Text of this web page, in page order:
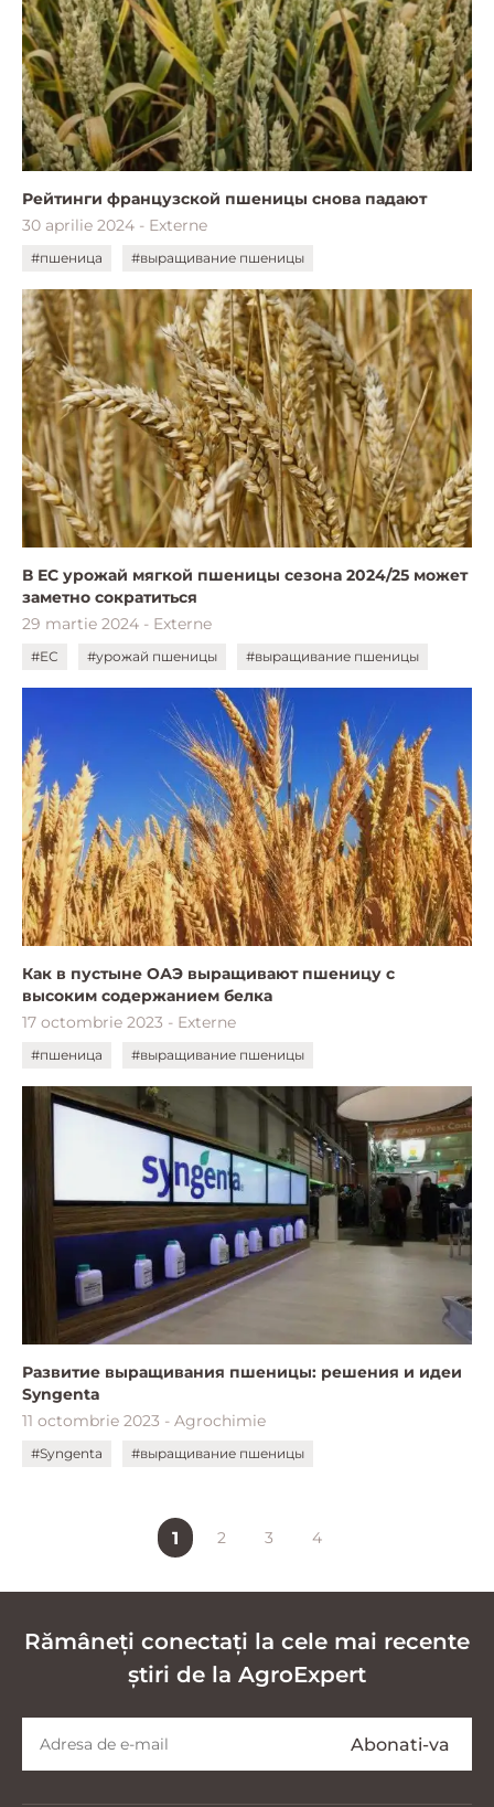
Рейтинги французской пшеницы снова падают
30 aprilie 2024 - Externe
#пшеница #выращивание пшеницы
В ЕС урожай мягкой пшеницы сезона 2024/25 может
заметно сократиться
29 martie 2024 - Externe
#ЕС #урожай пшеницы #выращивание пшеницы
Как в пустыне ОАЭ выращивают пшеницу с
высоким содержанием белка
17 octombrie 2023 - Externe
#пшеница #выращивание пшеницы
Развитие выращивания пшеницы: решения и идеи
Syngenta
11 octombrie 2023 - Agrochimie
#Syngenta #выращивание пшеницы
1 2 3 4
Rămâneți conectați la cele mai recente
știri de la AgroExpert